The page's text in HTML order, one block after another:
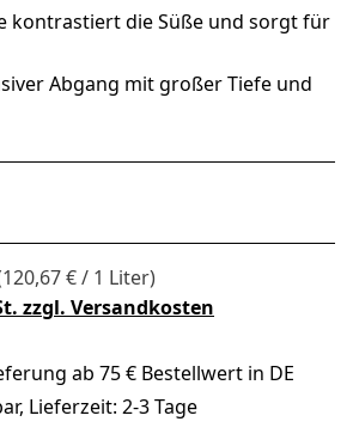
kontrastiert die Süße und sorgt für
Abgang mit großer Tiefe und
€ / 1 Liter)
zzgl. Versandkosten
ab 75 € Bestellwert in DE
Lieferzeit: 2-3 Tage